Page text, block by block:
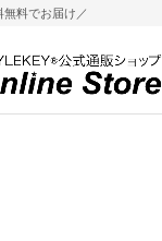
料でお届け／